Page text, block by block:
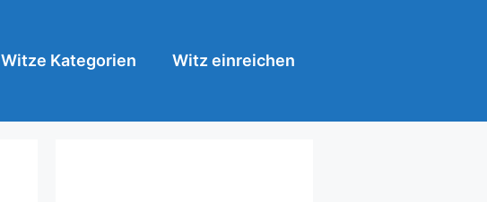
Witze Kategorien Witz einreichen